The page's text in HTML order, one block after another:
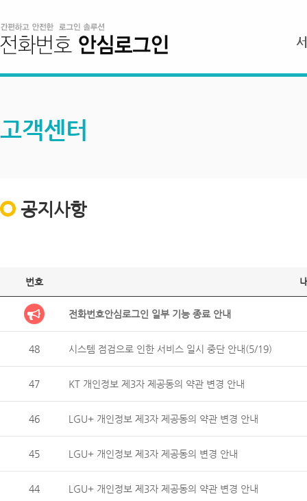
고객센터
공지사항
번호
전화번호안심로그인 일부 기능 종료 안내
48 시스템 점검으로 인한 서비스 일시 중단 안내(5/19)
47 KT 개인정보 제3자 제공동의 약관 변경 안내
46 LGU+ 개인정보 제3자 제공동의 약관 변경 안내
45 LGU+ 개인정보 제3자 제공동의 변경 안내
44 LGU+ 개인정보 제3자 제공동의 약관 변경 안내